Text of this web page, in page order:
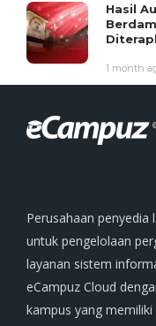
Hasil
1 month
Perusahaan
untuk pengelolaan
layanan sistem
eCampuz Cloud
kampus yang